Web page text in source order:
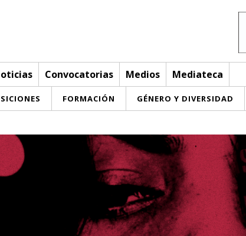
Convocatorias Medios Mediateca
FORMACIÓN GÉNERO Y DIVERSIDAD